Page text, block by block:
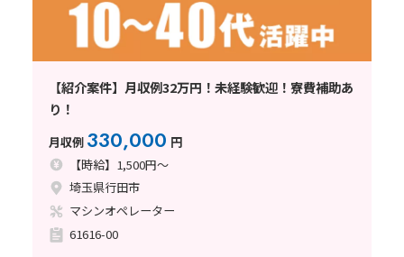
【紹介案件】月収例32万円！未経験歓迎！寮費補助あ
り！
月収例 330,000 円
【時給】1,500円～
埼玉県行田市
マシンオペレーター
61616-00